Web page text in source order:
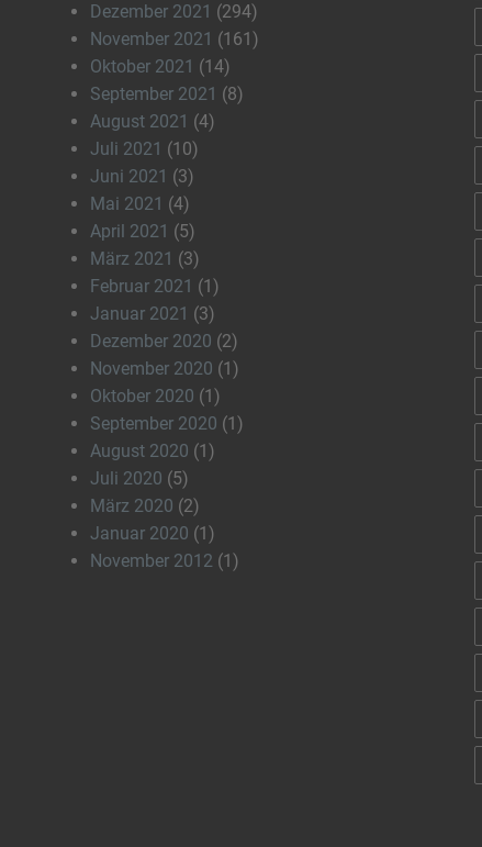
Dezember 2021 (294)
November 2021 (161)
Oktober 2021 (14)
September 2021 (8)
August 2021 (4)
Juli 2021 (10)
Juni 2021 (3)
Mai 2021 (4)
April 2021 (5)
März 2021 (3)
Februar 2021 (1)
Januar 2021 (3)
Dezember 2020 (2)
November 2020 (1)
Oktober 2020 (1)
September 2020 (1)
August 2020 (1)
Juli 2020 (5)
März 2020 (2)
Januar 2020 (1)
November 2012 (1)